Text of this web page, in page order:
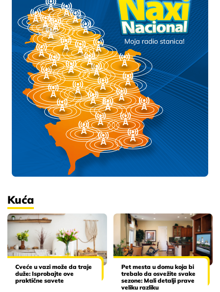
Kuća
Cveće u vazi može da traje
duže: Isprobajte ove
praktične savete
Pet mesta u domu koja bi
trebalo da osvežite svake
sezone: Mali detalji prave
veliku razliku